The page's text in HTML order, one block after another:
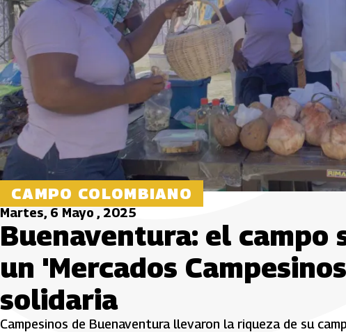
CAMPO COLOMBIANO
Martes, 6 Mayo , 2025
Buenaventura: el campo
un 'Mercados
solidaria
Campesinos de Buenaventura llevaron la riqueza de su